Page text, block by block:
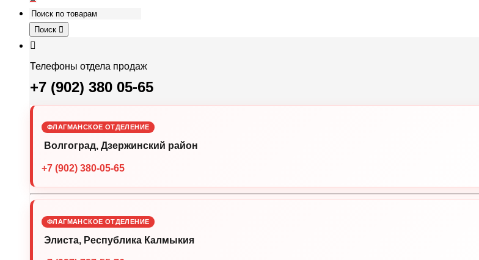
Поиск
Телефоны отдела продаж
+7 (902) 380 05-65
ФЛАГМАНСКОЕ ОТДЕЛЕНИЕ
Волгоград, Дзержинский район
+7 (902) 380-05-65
ФЛАГМАНСКОЕ ОТДЕЛЕНИЕ
Элиста, Республика Калмыкия